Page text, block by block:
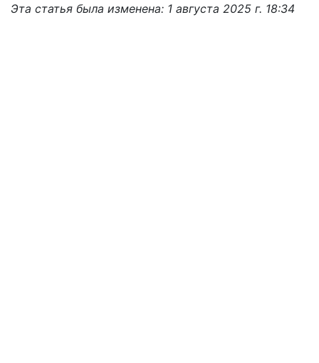
Эта статья была изменена: 1 августа 2025 г. 18:34